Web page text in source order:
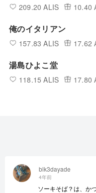
209.20 ALIS 10.40
俺のイタリアン
157.83 ALIS 17.62
湯島ひよこ堂
118.15 ALIS 17.80
blk3dayade
4年前
ソーキそば？は、か